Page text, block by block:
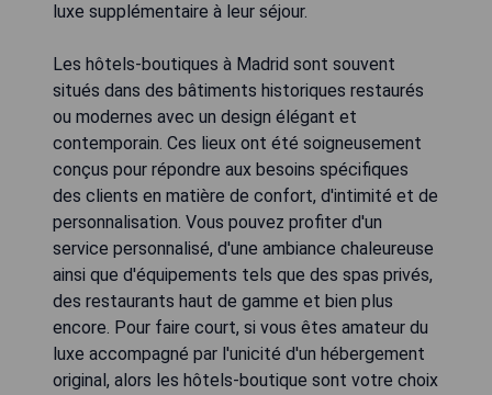
luxe supplémentaire à leur séjour.
Les hôtels-boutiques à Madrid sont souvent
situés dans des bâtiments historiques restaurés
ou modernes avec un design élégant et
contemporain. Ces lieux ont été soigneusement
conçus pour répondre aux besoins spécifiques
des clients en matière de confort, d'intimité et de
personnalisation. Vous pouvez profiter d'un
service personnalisé, d'une ambiance chaleureuse
ainsi que d'équipements tels que des spas privés,
des restaurants haut de gamme et bien plus
encore. Pour faire court, si vous êtes amateur du
luxe accompagné par l'unicité d'un hébergement
original, alors les hôtels-boutique sont votre choix